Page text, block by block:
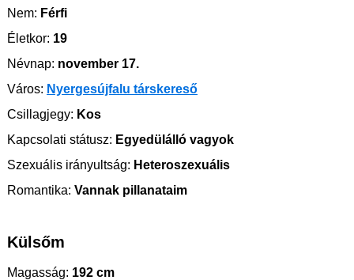
Nem: Férfi
Életkor: 19
Névnap: november 17.
Város: Nyergesújfalu társkereső
Csillagjegy: Kos
Kapcsolati státusz: Egyedülálló vagyok
Szexuális irányultság: Heteroszexuális
Romantika: Vannak pillanataim
Külsőm
Magasság: 192 cm